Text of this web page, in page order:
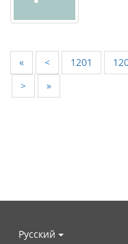
« < 1201
>
»
Русский